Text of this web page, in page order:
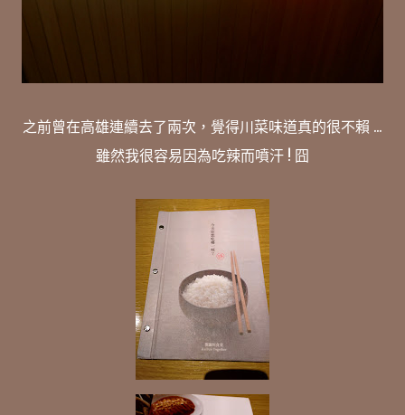
之前曾在高雄連續去了兩次，覺得川菜味道真的很不賴 ...
雖然我很容易因為吃辣而噴汗 ! 囧